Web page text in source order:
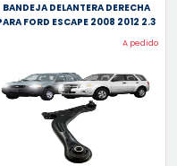
BANDEJA DELANTERA DERECHA
FORD ESCAPE 2008 2012 2.3
A pedido